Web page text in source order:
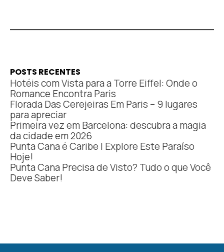
POSTS RECENTES
Hotéis com Vista para a Torre Eiffel: Onde o
Romance Encontra Paris
Florada Das Cerejeiras Em Paris – 9 lugares
para apreciar
Primeira vez em Barcelona: descubra a magia
da cidade em 2026
Punta Cana é Caribe | Explore Este Paraíso
Hoje!
Punta Cana Precisa de Visto? Tudo o que Você
Deve Saber!